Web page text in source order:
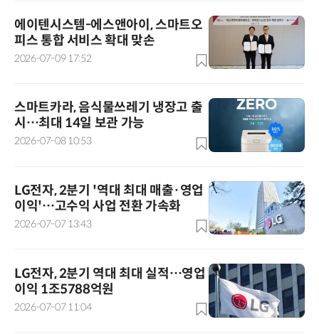
에이텐시스템-에스앤아이, 스마트오
피스 통합 서비스 확대 맞손
2026-07-09 17:52
스마트카라, 음식물쓰레기 냉장고 출
시…최대 14일 보관 가능
2026-07-08 10:53
LG전자, 2분기 '역대 최대 매출·영업
이익'…고수익 사업 전환 가속화
2026-07-07 13:43
LG전자, 2분기 역대 최대 실적…영업
이익 1조5788억원
2026-07-07 11:04